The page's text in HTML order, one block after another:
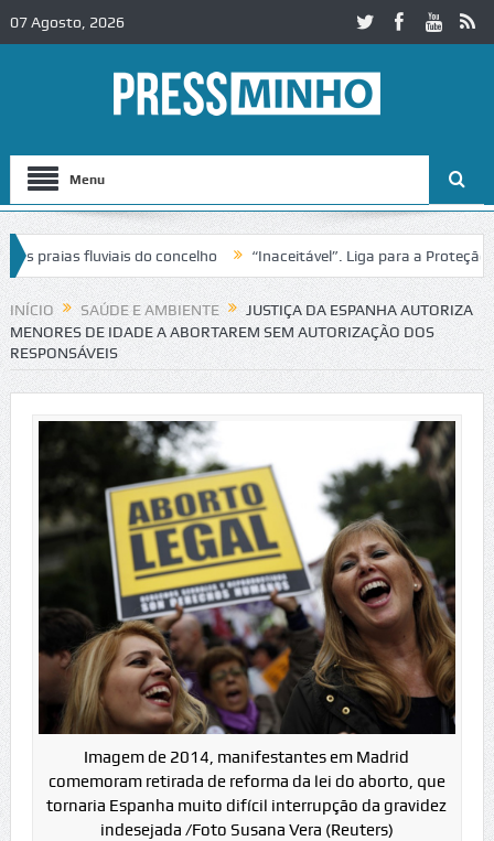
07 Agosto, 2026
Menu
fluviais do concelho “Inaceitável”. Liga para a Proteção da
INÍCIO SAÚDE E AMBIENTE
JUSTIÇA DA ESPANHA AUTORIZA
MENORES DE IDADE A ABORTAREM SEM AUTORIZAÇÃO DOS
RESPONSÁVEIS
Imagem de 2014, manifestantes em Madrid
comemoram retirada de reforma da lei do aborto, que
tornaria Espanha muito difícil interrupção da gravidez
indesejada /Foto Susana Vera (Reuters)